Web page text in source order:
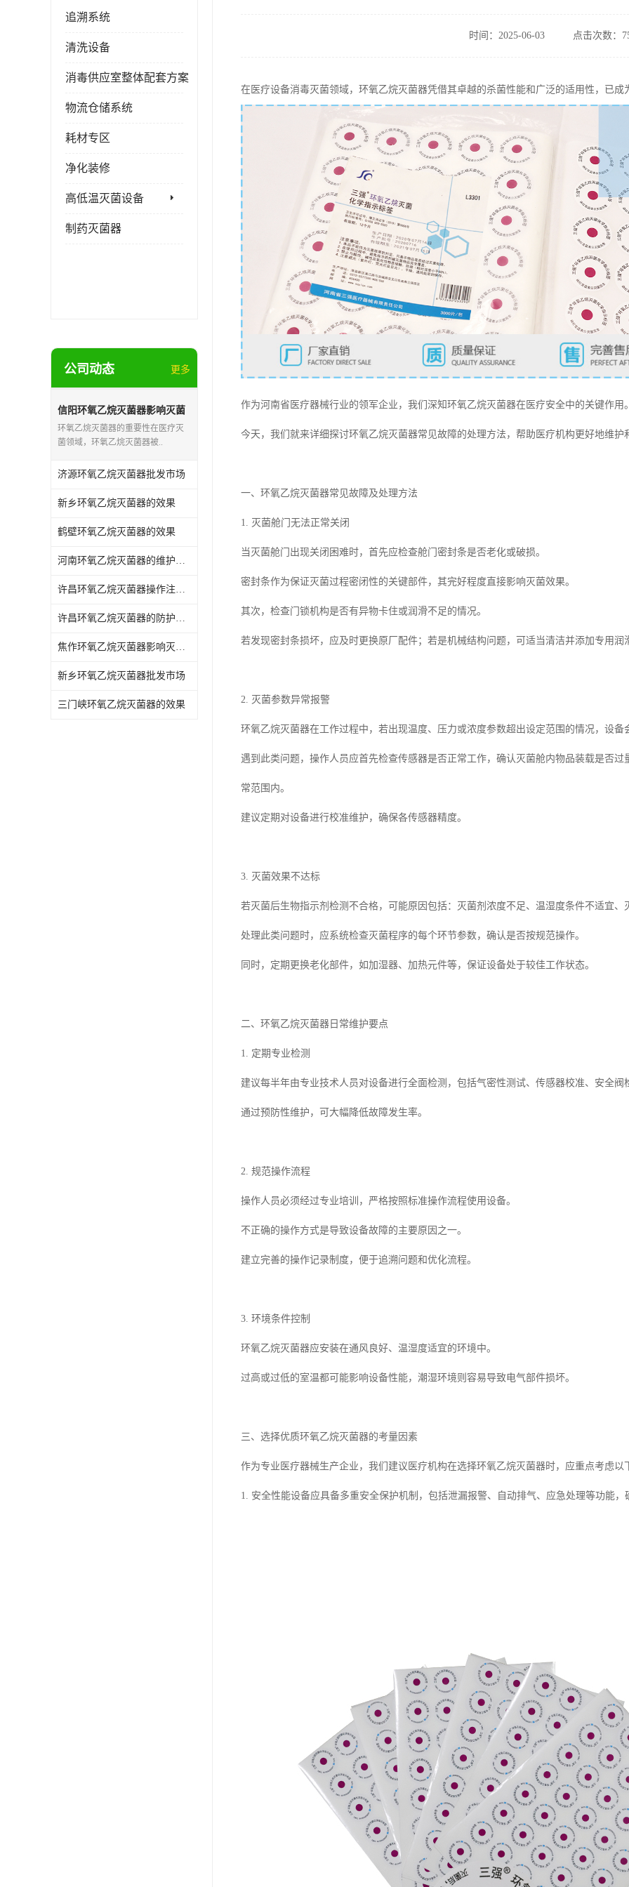
追溯系统
清洗设备
消毒供应室整体配套方案
物流仓储系统
耗材专区
净化装修
高低温灭菌设备
制药灭菌器
公司动态 更多
信阳环氧乙烷灭菌器影响灭菌
的效果因素
环氧乙烷灭菌器的重要性在医疗灭
菌领域，环氧乙烷灭菌器被..
济源环氧乙烷灭菌器批发市场
新乡环氧乙烷灭菌器的效果
鹤壁环氧乙烷灭菌器的效果
河南环氧乙烷灭菌器的维护和保养
许昌环氧乙烷灭菌器操作注意事项
许昌环氧乙烷灭菌器的防护作用
焦作环氧乙烷灭菌器影响灭菌的效果因素
新乡环氧乙烷灭菌器批发市场
三门峡环氧乙烷灭菌器的效果
时间：2025-06-03 点击次数：
在医疗设备消毒灭菌领域，环氧乙烷灭菌器凭借其卓越的杀菌性能和广泛的适用性，已成
作为河南省医疗器械行业的领军企业，我们深知环氧乙烷灭菌器在医疗安全中的关键作用。
今天，我们就来详细探讨环氧乙烷灭菌器常见故障的处理方法，帮助医疗机构更好地维护
一、环氧乙烷灭菌器常见故障及处理方法
1. 灭菌舱门无法正常关闭
当灭菌舱门出现关闭困难时，首先应检查舱门密封条是否老化或破损。
密封条作为保证灭菌过程密闭性的关键部件，其完好程度直接影响灭菌效果。
其次，检查门锁机构是否有异物卡住或润滑不足的情况。
若发现密封条损坏，应及时更换原厂配件；若是机械结构问题，可适当清洁并添加专用润
2. 灭菌参数异常报警
环氧乙烷灭菌器在工作过程中，若出现温度、压力或浓度参数超出设定范围的情况，设备
遇到此类问题，操作人员应首先检查传感器是否正常工作，确认灭菌舱内物品装载是否
常范围内。
建议定期对设备进行校准维护，确保各传感器精度。
3. 灭菌效果不达标
若灭菌后生物指示剂检测不合格，可能原因包括：灭菌剂浓度不足、温湿度条件不适宜、
处理此类问题时，应系统检查灭菌程序的每个环节参数，确认是否按规范操作。
同时，定期更换老化部件，如加湿器、加热元件等，保证设备处于较佳工作状态。
二、环氧乙烷灭菌器日常维护要点
1. 定期专业检测
建议每半年由专业技术人员对设备进行全面检测，包括气密性测试、传感器校准、安全阀
通过预防性维护，可大幅降低故障发生率。
2. 规范操作流程
操作人员必须经过专业培训，严格按照标准操作流程使用设备。
不正确的操作方式是导致设备故障的主要原因之一。
建立完善的操作记录制度，便于追溯问题和优化流程。
3. 环境条件控制
环氧乙烷灭菌器应安装在通风良好、温湿度适宜的环境中。
过高或过低的室温都可能影响设备性能，潮湿环境则容易导致电气部件损坏。
三、选择优质环氧乙烷灭菌器的考量因素
作为专业医疗器械生产企业，我们建议医疗机构在选择环氧乙烷灭菌器时，应重点考虑以
1. 安全性能设备应具备多重安全保护机制，包括泄漏报警、自动排气、应急处理等功能，